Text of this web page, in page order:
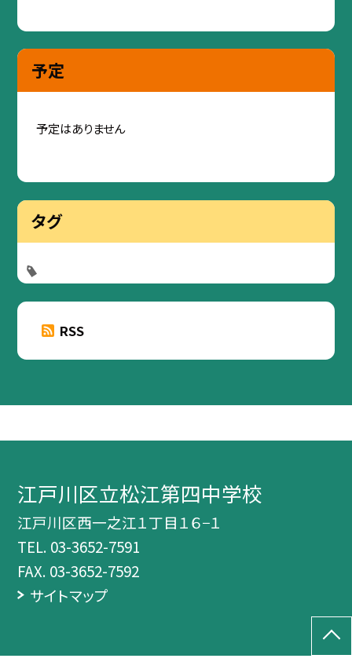
予定
予定はありません
タグ
RSS
江戸川区立松江第四中学校
江戸川区西一之江１丁目１６−１
TEL. 03-3652-7591
FAX. 03-3652-7592
サイトマップ